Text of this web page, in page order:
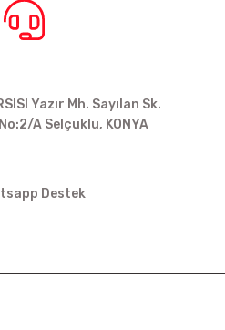
Yazır Mh. Sayılan Sk.
A Selçuklu, KONYA
Destek